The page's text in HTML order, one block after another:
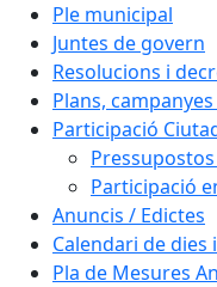
Ple municipal
Juntes de govern
Resolucions i
Plans,
Participació
Participació
Anuncis / Edictes
Calendari de dies
Pla de Mesures